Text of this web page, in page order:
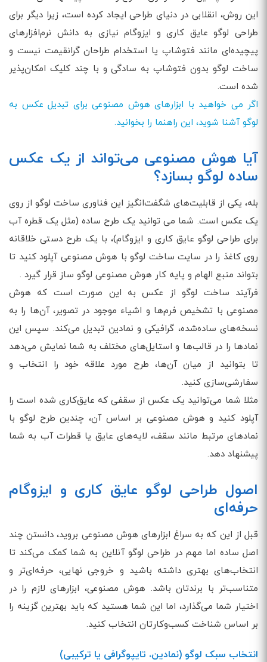
این روش، انقلابی در دنیای طراحی ایجاد کرده است، زیرا دیگر برای
طراحی لوگو عایق کاری و ایزوگام نیازی به دانش نرم‌افزارهای
پیچیده‌ای مانند فتوشاپ یا استخدام طراحان گرانقیمت نیست و
ساخت لوگو بدون فتوشاپ به سادگی و با چند کلیک امکان‌پذیر
شده است.
اگر می خواهید با ابزارهای هوش مصنوعی برای تبدیل عکس به
لوگو آشنا شوید، این راهنما را بخوانید.
آیا هوش مصنوعی می‌تواند از یک عکس
ساده لوگو بسازد؟
بله، یکی از قابلیت‌های شگفت‌انگیز این فناوری ساخت لوگو از روی
یک عکس است. شما می توانید یک طرح ساده (مثل یک قطره آب
برای طراحی لوگو عایق کاری و ایزوگام)، با یک طرح دستی خلاقانه
روی کاغذ را در سایت ساخت لوگو با هوش مصنوعی آپلود کنید تا
بتواند منبع الهام و پایه کار هوش مصنوعی لوگو ساز قرار گیرد .
فرآیند ساخت لوگو از عکس به این صورت است که هوش
مصنوعی با تشخیص فرم‌ها و اشیاء موجود در تصویر، آن‌ها را به
نسخه‌های ساده‌شده، گرافیکی و نمادین تبدیل می‌کند. سپس این
نمادها را در قالب‌ها و استایل‌های مختلف به شما نمایش می‌دهد
تا بتوانید از میان آن‌ها، طرح مورد علاقه خود را انتخاب و
سفارشی‌سازی کنید.
مثلا شما می‌توانید یک عکس از سقفی که عایق‌کاری شده است را
آپلود کنید و هوش مصنوعی بر اساس آن، چندین طرح لوگو با
نمادهای مرتبط مانند سقف، لایه‌های عایق یا قطرات آب به شما
پیشنهاد دهد.
اصول طراحی لوگو عایق کاری و ایزوگام
حرفه‌ای
قبل از این که به سراغ ابزارهای هوش مصنوعی بروید، دانستن چند
اصل ساده اما مهم در طراحی لوگو آنلاین به شما کمک می‌کند تا
انتخاب‌های بهتری داشته باشید و خروجی نهایی، حرفه‌ای‌تر و
متناسب‌تر با برندتان باشد. هوش مصنوعی، ابزارهای لازم را در
اختیار شما می‌گذارد، اما این شما هستید که باید بهترین گزینه را
بر اساس شناخت کسب‌وکارتان انتخاب کنید.
انتخاب سبک لوگو (نمادین، تایپوگرافی یا ترکیبی)